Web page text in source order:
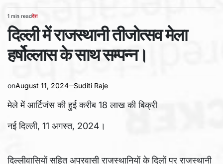
Estimated
read
time
1 min readPOSTED
IN
देश
दिल्ली में राजस्थानी तीजोत्सव मेला
हर्षोल्लास के साथ सम्पन्न।
onAugust 11, 2024 Suditi Raje
मेले में आर्टिजंस की हुई करीब 18 लाख की बिक्री
नई दिल्ली, 11 अगस्त, 2024।
दिल्लीवासियों सहित अप्रवासी राजस्थानियों के दिलों पर राजस्थानी